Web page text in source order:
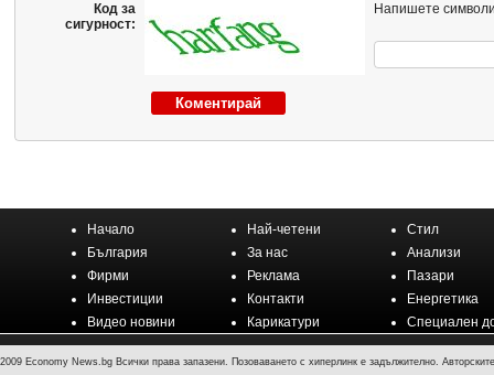
Код за
сигурност:
Напишете
Начало Най-четени
Стил
България
За нас
Анализи
Фирми
Реклама
Пазари
Инвестиции
Контакти
Енергетика
Видео новини
Карикатури Специален
2009 Economy News.bg Всички права запазени. Позоваването с хиперлинк е задължително.